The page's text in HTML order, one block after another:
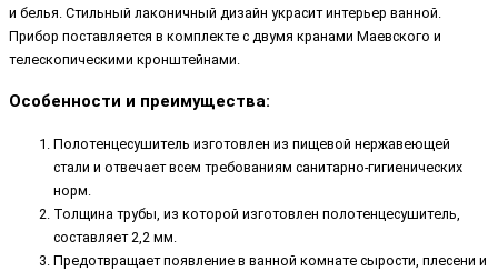
и белья. Стильный лаконичный дизайн украсит интерьер ванной.
Прибор поставляется в комплекте с двумя кранами Маевского и
телескопическими кронштейнами.
Особенности и преимущества:
Полотенцесушитель изготовлен из пищевой нержавеющей
стали и отвечает всем требованиям санитарно-гигиенических
норм.
Толщина трубы, из которой изготовлен полотенцесушитель,
составляет 2,2 мм.
Предотвращает появление в ванной комнате сырости, плесени и